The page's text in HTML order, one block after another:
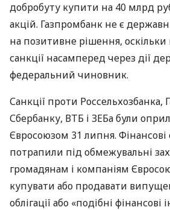
добробуту купити на 40 млрд
акцій. Газпромбанк не є
на позитивне рішення,
санкції насамперед через дії
федеральний чиновник.
Санкції проти Россельхозбанка,
Сбербанку, ВТБ і ЗЕБа були
Євросоюзом 31 липня. Фінансові
потрапили під обмежувальні
громадянам і компаніям
купувати або продавати
облігації або «подібні